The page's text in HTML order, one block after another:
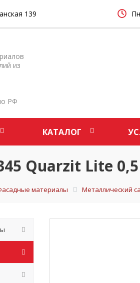
139
из
РФ
КАТАЛОГ
Quarzit Lite
материалы Металлический